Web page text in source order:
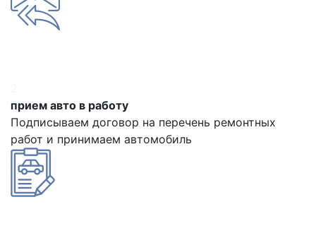
прием авто в работу
Подписываем договор на перечень ремонтных
работ и принимаем автомобиль